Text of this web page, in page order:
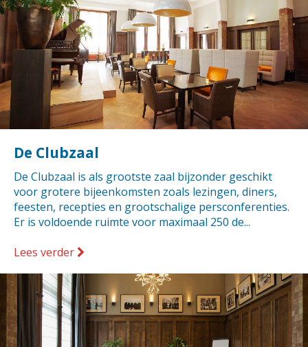
De Clubzaal
De Clubzaal is als grootste zaal bijzonder geschikt
voor grotere bijeenkomsten zoals lezingen, diners,
feesten, recepties en grootschalige persconferenties.
Er is voldoende ruimte voor maximaal 250 de...
Lees verder